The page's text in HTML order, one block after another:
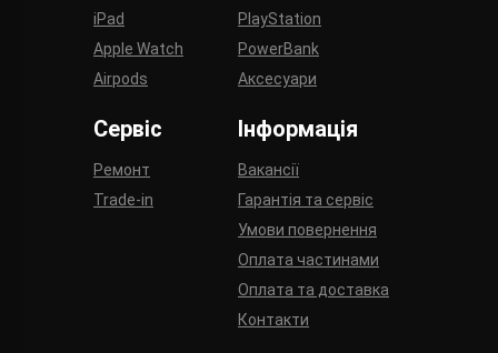
iPad
Apple Watch
Airpods
PlayStation
PowerBank
Аксесуари
Сервіс
Ремонт
Trade-in
Інформація
Вакансії
Гарантія та сервіс
Умови повернення
Оплата та доставка
Оплата частинами
Контакти